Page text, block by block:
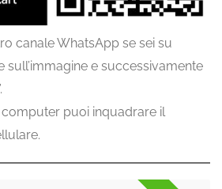
canale WhatsApp se sei su
sull’immagine e successivamente
puoi inquadrare il